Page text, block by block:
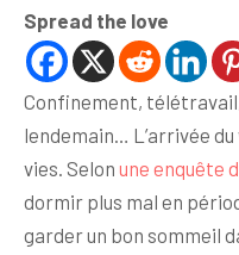
Spread the love
Confinement,
lendemain… L’arrivée
vies. Selon une enquête
dormir plus mal en
garder un bon sommeil